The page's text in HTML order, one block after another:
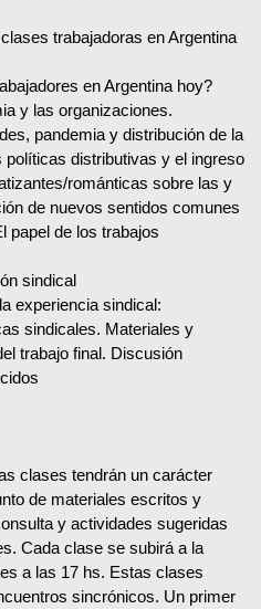
trabajadoras en Argentina
en Argentina hoy?
y las organizaciones.
pandemia y distribución de la
políticas distributivas y el ingreso
románticas sobre las y
de nuevos sentidos comunes
papel de los trabajos
sindical
experiencia sindical:
sindicales. Materiales y
trabajo final. Discusión
clases tendrán un carácter
de materiales escritos y
y actividades sugeridas
Cada clase se subirá a la
a las 17 hs. Estas clases
sincrónicos. Un primer